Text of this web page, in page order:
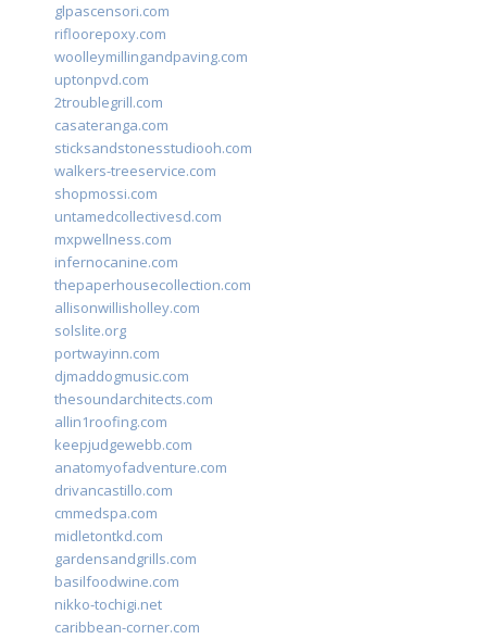
glpascensori.com
rifloorepoxy.com
woolleymillingandpaving.com
uptonpvd.com
2troublegrill.com
casateranga.com
sticksandstonesstudiooh.com
walkers-treeservice.com
shopmossi.com
untamedcollectivesd.com
mxpwellness.com
infernocanine.com
thepaperhousecollection.com
allisonwillisholley.com
solslite.org
portwayinn.com
djmaddogmusic.com
thesoundarchitects.com
allin1roofing.com
keepjudgewebb.com
anatomyofadventure.com
drivancastillo.com
cmmedspa.com
midletontkd.com
gardensandgrills.com
basilfoodwine.com
nikko-tochigi.net
caribbean-corner.com